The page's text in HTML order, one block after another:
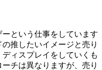
という仕事をしています
推したいイメージと売り
ィスプレイをしていくも
チは異なりますが、売り